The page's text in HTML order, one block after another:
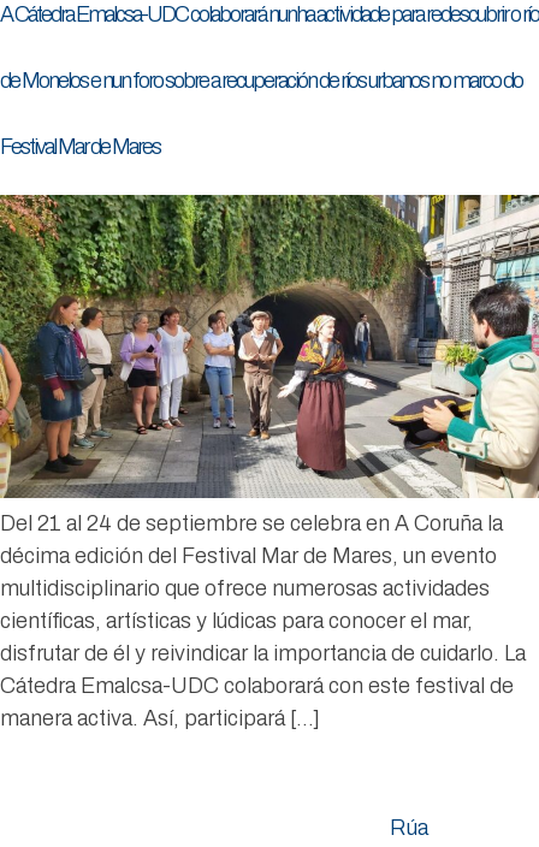
A Cátedra Emalcsa-UDC colaborará nunha actividade para redescubrir o río
de Monelos e nun foro sobre a recuperación de ríos urbanos no marco do
Festival Mar de Mares
Del 21 al 24 de septiembre se celebra en A Coruña la
décima edición del Festival Mar de Mares, un evento
multidisciplinario que ofrece numerosas actividades
científicas, artísticas y lúdicas para conocer el mar,
disfrutar de él y reivindicar la importancia de cuidarlo. La
Cátedra Emalcsa-UDC colaborará con este festival de
manera activa. Así, participará […]
Rúa